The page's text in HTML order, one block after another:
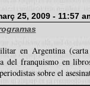
25, 2009 - 11:57
en Argentina
del franquismo en
sobre el